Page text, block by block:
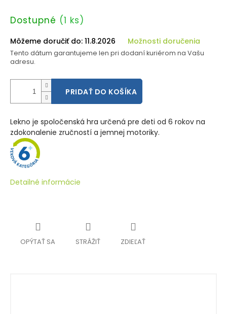
Jednotková
Dostupné (1 ks)
Môžeme doručiť do: 11.8.2026 Možnosti doručenia
Tento dátum garantujeme len pri dodaní kuriérom na Vašu
adresu.
PRIDAŤ DO KOŠÍKA
Lekno je spoločenská hra určená pre deti od 6 rokov na
zdokonalenie zručností a jemnej motoriky.
Detailné informácie
OPÝTAŤ SA STRÁŽIŤ ZDIEĽAŤ